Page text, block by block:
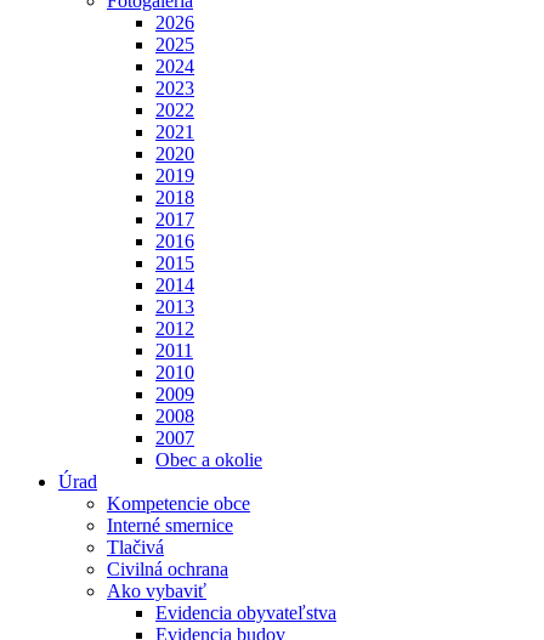
2026
2025
2024
2023
2022
2021
2020
2019
2018
2017
2016
2015
2014
2013
2012
2011
2010
2009
2008
2007
Obec a okolie
Úrad
Kompetencie obce
Interné smernice
Tlačivá
Civilná ochrana
Ako vybaviť
Evidencia obyvateľstva
Evidencia budov